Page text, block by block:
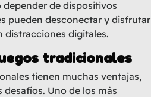
de dispositivos
pueden desconectar y disfrutar
distracciones digitales.
tradicionales
tienen muchas ventajas,
Uno de los más